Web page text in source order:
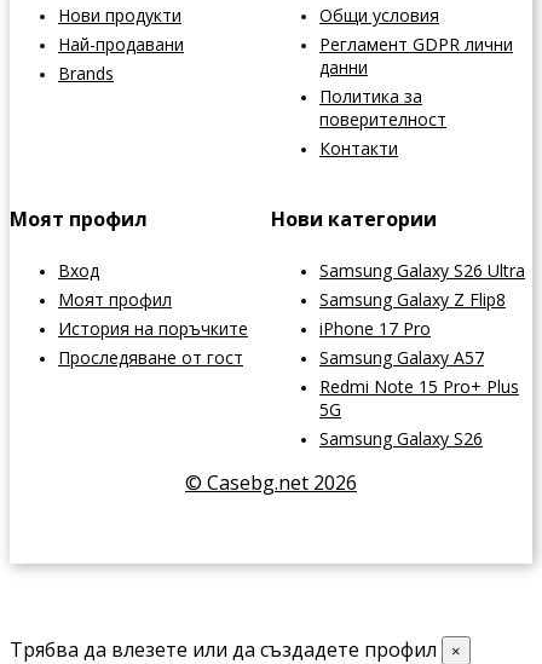
Нови продукти
Най-продавани
Brands
Общи условия
Регламент GDPR лични
данни
Политика за
поверителност
Контакти
Моят профил
Вход
Моят профил
История на поръчките
Проследяване от гост
Нови категории
Samsung Galaxy S26 Ultra
Samsung Galaxy Z Flip8
iPhone 17 Pro
Samsung Galaxy A57
Redmi Note 15 Pro+ Plus
5G
Samsung Galaxy S26
© Casebg.net 2026
Трябва да влезете или да създадете профил ×